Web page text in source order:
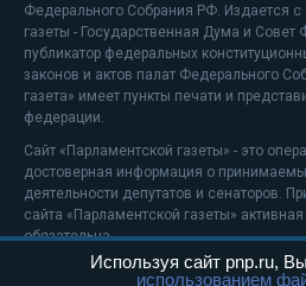
Федерального Собрания РФ. Издается с
газеты - Государственная Дума и
публикатор федеральных
законов и актов палат Федерального
газета» имеет пункты печати и
федерации.
Сайт «Парламентской газеты» - это
достоверная информация о
деятельности депутатов и сенаторов.
сайта «Парламентской газеты»
обязательна.
На информационном ресурсе
Используя сайт pnp.ru,
использованием